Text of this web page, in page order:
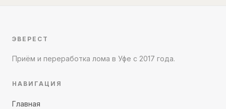
ЭВЕРЕСТ
Приём и переработка лома в Уфе с 2017 года.
НАВИГАЦИЯ
Главная